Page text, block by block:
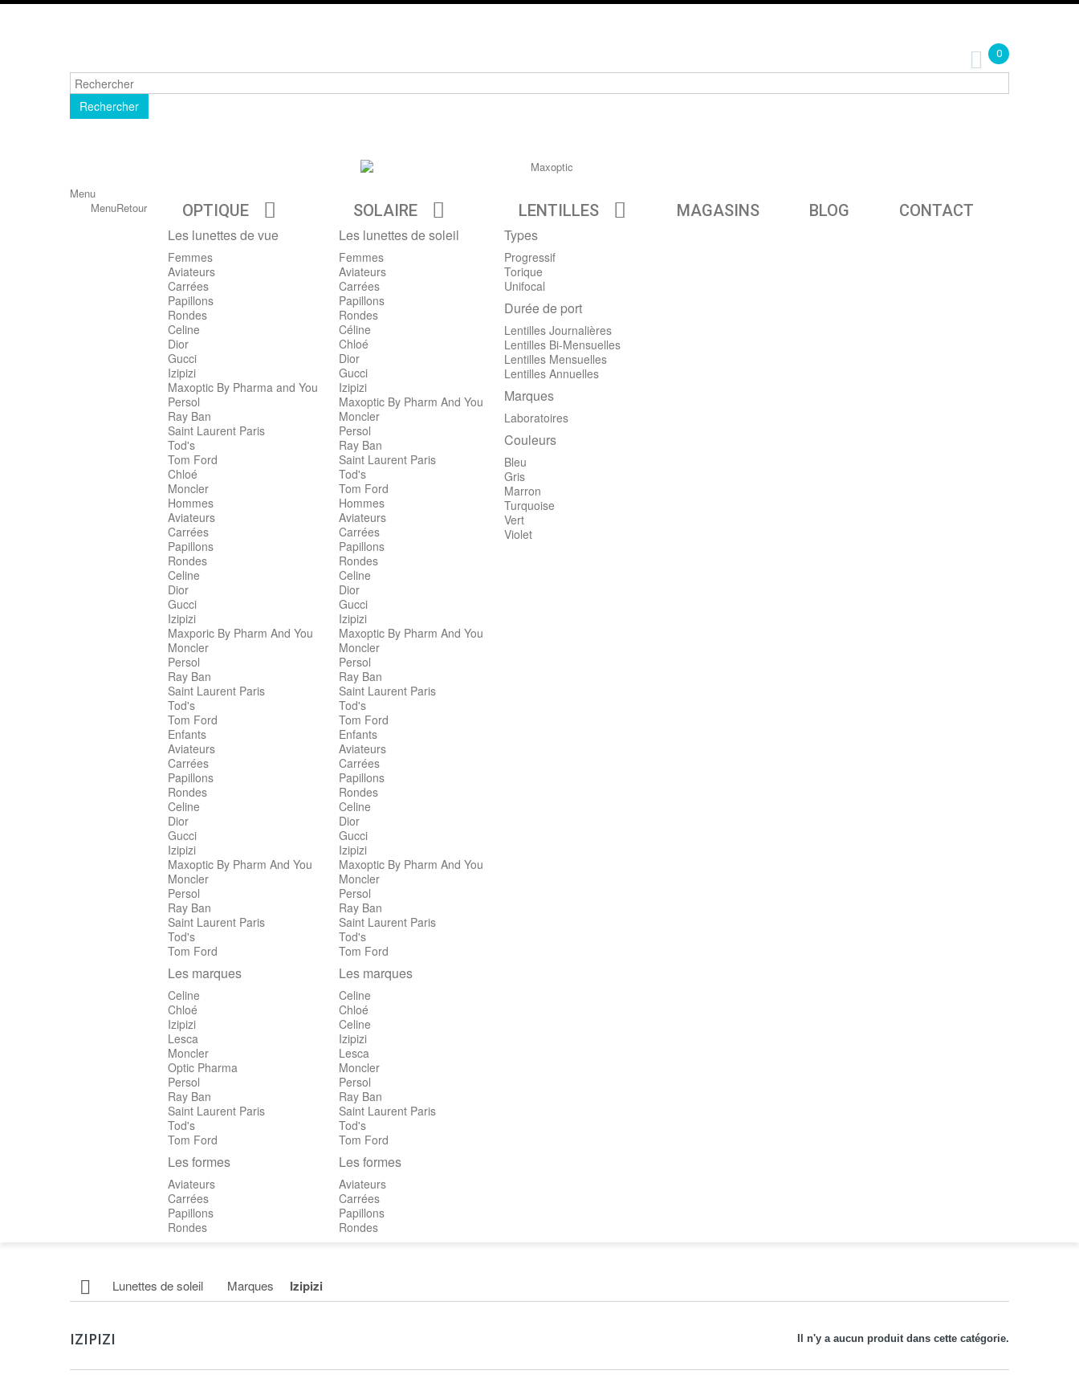
0
Rechercher
Menu
MenuRetour OPTIQUE
Les lunettes de vue
Femmes
Aviateurs
Carrées
Papillons
Rondes
Celine
Dior
Gucci
Izipizi
Maxoptic By Pharma and You
Persol
Ray Ban
Saint Laurent Paris
Tod's
Tom Ford
Chloé
Moncler
Hommes
Aviateurs
Carrées
Papillons
Rondes
Celine
Dior
Gucci
Izipizi
Maxporic By Pharm And You
Moncler
Persol
Ray Ban
Saint Laurent Paris
Tod's
Tom Ford
Enfants
Aviateurs
Carrées
Papillons
Rondes
Celine
Dior
Gucci
Izipizi
Maxoptic By Pharm And You
Moncler
Persol
Ray Ban
Saint Laurent Paris
Tod's
Tom Ford
Les marques
Celine
Chloé
Izipizi
Lesca
Moncler
Optic Pharma
Persol
Ray Ban
Saint Laurent Paris
Tod's
Tom Ford
Les formes
Aviateurs
Carrées
Papillons
Rondes
SOLAIRE
Les lunettes de soleil
Femmes
Aviateurs
Carrées
Papillons
Rondes
Céline
Chloé
Dior
Gucci
Izipizi
Maxoptic By Pharm And You
Moncler
Persol
Ray Ban
Saint Laurent Paris
Tod's
Tom Ford
Hommes
Aviateurs
Carrées
Papillons
Rondes
Celine
Dior
Gucci
Izipizi
Maxoptic By Pharm And You
Moncler
Persol
Ray Ban
Saint Laurent Paris
Tod's
Tom Ford
Enfants
Aviateurs
Carrées
Papillons
Rondes
Celine
Dior
Gucci
Izipizi
Maxoptic By Pharm And You
Moncler
Persol
Ray Ban
Saint Laurent Paris
Tod's
Tom Ford
Les marques
Celine
Chloé
Celine
Izipizi
Lesca
Moncler
Persol
Ray Ban
Saint Laurent Paris
Tod's
Tom Ford
Les formes
Aviateurs
Carrées
Papillons
Rondes
LENTILLES
Types
Progressif
Torique
Unifocal
Durée de port
Lentilles Journalières
Lentilles Bi-Mensuelles
Lentilles Mensuelles
Lentilles Annuelles
Marques
Laboratoires
Couleurs
Bleu
Gris
Marron
Turquoise
Vert
Violet
MAGASINS BLOG CONTACT
Lunettes de soleil Marques Izipizi
IZIPIZI Il n'y a aucun produit dans cette catégorie.